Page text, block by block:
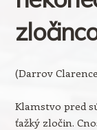
(Darrov
Klamstvo pred
ťažký zločin.